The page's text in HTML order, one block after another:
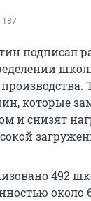
187
подписал
которые
и снизят
492
около